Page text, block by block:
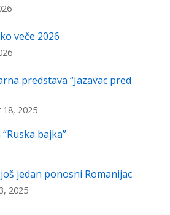
veče 2026
predstava “Jazavac pred
2025
bajka”
jedan ponosni Romanijac
2025